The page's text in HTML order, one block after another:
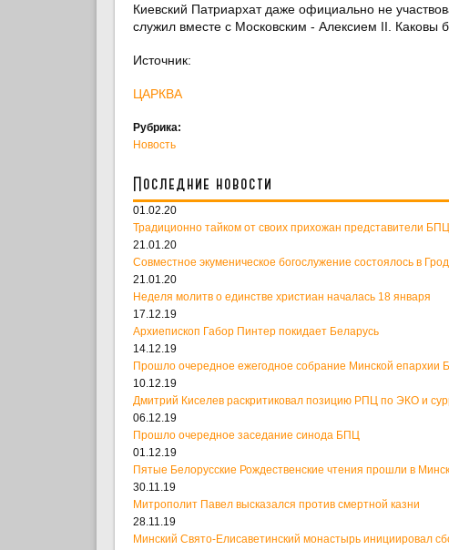
Киевский Патриархат даже официально не
служил вместе с Московским - Алексием ІІ. Каковы
Источник:
ЦАРКВА
Рубрика:
Новость
Последние новости
01.02.20
Традиционно тайком от своих прихожан представители
21.01.20
Совместное экуменическое богослужение состоялось в
21.01.20
Неделя молитв о единстве христиан началась 18 января
17.12.19
Архиепископ Габор Пинтер покидает Беларусь
14.12.19
Прошло очередное ежегодное собрание Минской епархии
10.12.19
Дмитрий Киселев раскритиковал позицию РПЦ по ЭКО и
06.12.19
Прошло очередное заседание синода БПЦ
01.12.19
Пятые Белорусские Рождественские чтения прошли в
30.11.19
Митрополит Павел высказался против смертной казни
28.11.19
Минский Свято-Елисаветинский монастырь инициировал